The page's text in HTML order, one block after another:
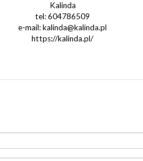
Kalinda
tel: 604786509
e-mail: kalinda@kalinda.pl
https://kalinda.pl/